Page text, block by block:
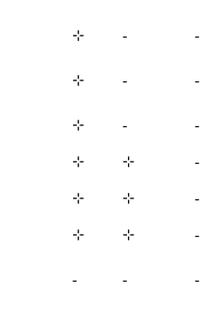
⊹ -
-
⊹ - -
⊹ -
-
⊹ ⊹
-
⊹ ⊹
-
⊹ ⊹
-
- - -